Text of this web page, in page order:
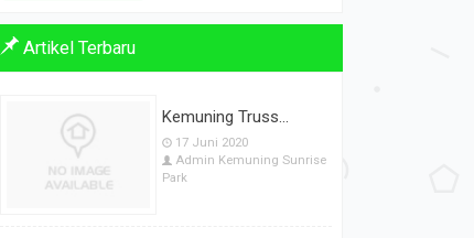
Artikel Terbaru
Kemuning Truss...
17 Juni 2020
Admin Kemuning Sunrise
Park